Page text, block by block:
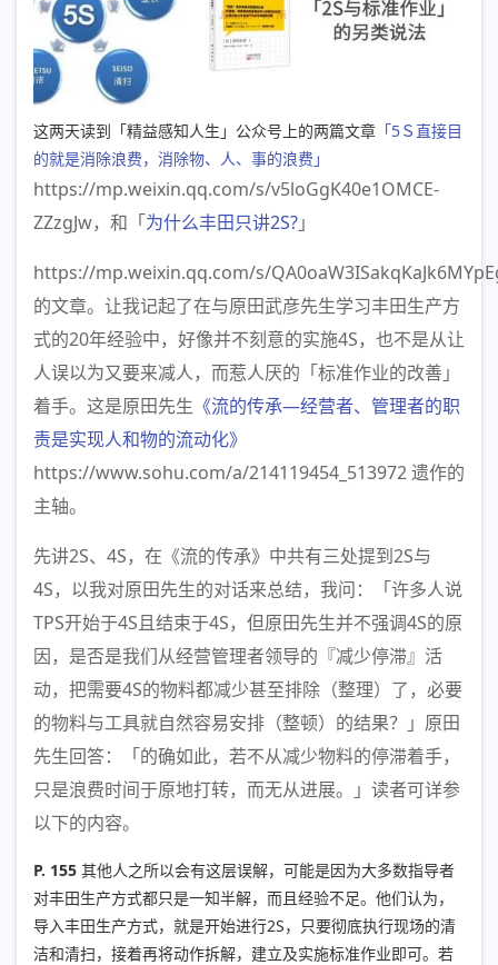
这两天读到「精益感知人生」公众号上的两篇文章 「5Ｓ直接目
的就是消除浪费，消除物、人、事的浪费」
https://mp.weixin.qq.com/s/v5loGgK40e1OMCE-
ZZzgJw，和「为什么丰田只讲2S?」
https://mp.weixin.qq.com/s/
的文章。让我记起了在与原田武彦先生学习丰田生产方
式的20年经验中，好像并不刻意的实施4S，也不是从让
人误以为又要来减人，而惹人厌的「标准作业的改善」
着手。这是原田先生 《流的传承—经营者、管理者的职
责是实现人和物的流动化》
https://www.sohu.com/a/214119454_513972 遗作的
主轴。
先讲2S、4S，在《流的传承》中共有三处提到2S与
4S，以我对原田先生的对话来总结，我问：「许多人说
TPS开始于4S且结束于4S，但原田先生并不强调4S的原
因，是否是我们从经营管理者领导的『减少停滞』活
动，把需要4S的物料都减少甚至排除（整理）了，必要
的物料与工具就自然容易安排（整顿）的结果？」原田
先生回答：「的确如此，若不从减少物料的停滞着手，
只是浪费时间于原地打转，而无从进展。」读者可详参
以下的内容。
P. 155 其他人之所以会有这层误解，可能是因为大多数指导者
对丰田生产方式都只是一知半解，而且经验不足。他们认为，
导入丰田生产方式，就是开始进行2S，只要彻底执行现场的清
洁和清扫，接着再将动作拆解，建立及实施标准作业即可。若